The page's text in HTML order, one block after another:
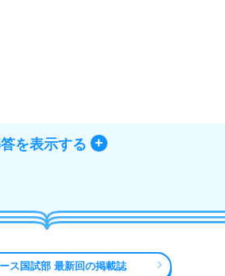
を表示する
ス国試部 最新回の掲載誌